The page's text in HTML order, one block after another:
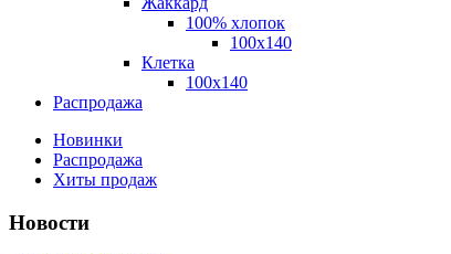
100% хлопок
100x140
Клетка
100х140
Распродажа
Новинки
Распродажа
Хиты продаж
Новости